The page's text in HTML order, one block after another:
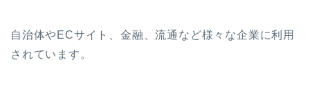
自治体やECサイト、金融、流通など様々な企業に利用
されています。